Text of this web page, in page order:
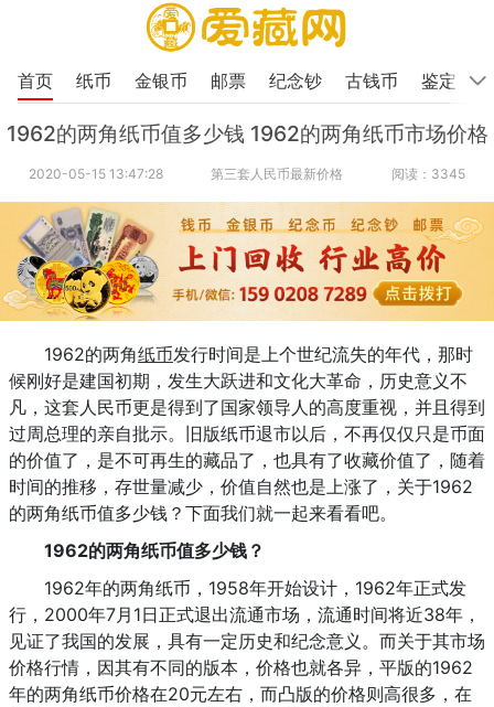
首页 纸币 金银币 邮票 纪念钞 古钱币 鉴定
1962的两角纸币值多少钱 1962的两角纸币市场价格
2020-05-15 13:47:28 第三套人民币最新价格 阅读：3345
1962的两角纸币发行时间是上个世纪流失的年代，那时
候刚好是建国初期，发生大跃进和文化大革命，历史意义不
凡，这套人民币更是得到了国家领导人的高度重视，并且得到
过周总理的亲自批示。旧版纸币退市以后，不再仅仅只是币面
的价值了，是不可再生的藏品了，也具有了收藏价值了，随着
时间的推移，存世量减少，价值自然也是上涨了，关于1962
的两角纸币值多少钱？下面我们就一起来看看吧。
1962的两角纸币值多少钱？
1962年的两角纸币，1958年开始设计，1962年正式发
行，2000年7月1日正式退出流通市场，流通时间将近38年，
见证了我国的发展，具有一定历史和纪念意义。而关于其市场
价格行情，因其有不同的版本，价格也就各异，平版的1962
年的两角纸币价格在20元左右，而凸版的价格则高很多，在